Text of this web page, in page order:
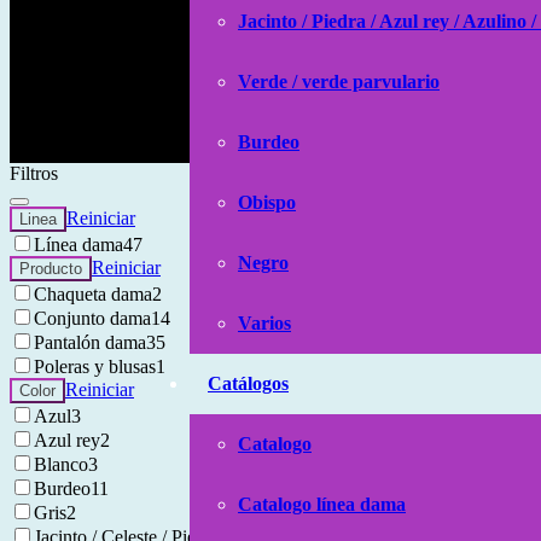
Jacinto / Piedra / Azul rey / Azulino /
Verde / verde parvulario
Burdeo
Obispo
Negro
Varios
Catálogos
Catalogo
Catalogo línea dama
Filtros
Linea Reiniciar
Línea dama47
Producto Reiniciar
Chaqueta dama2
Conjunto dama14
Pantalón dama35
Poleras y blusas1
Color Reiniciar
Azul3
Azul rey2
Blanco3
Burdeo11
Gris2
Jacinto / Celeste / Piedra / Azul rey / Azulino / Bic